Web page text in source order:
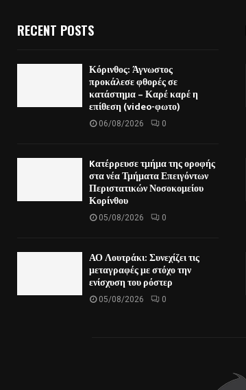
RECENT POSTS
Κόρινθος: Άγνωστος
προκάλεσε φθορές σε
κατάστημα – Καρέ καρέ η
επίθεση (video-φωτο)
06/08/2026 0
Kατέρρευσε τμήμα της οροφής
στα νέα Τμήματα Επειγόντων
Περιστατικών Νοσοκομείου
Κορίνθου
05/08/2026 0
ΑΟ Λουτράκι: Συνεχίζει τις
μεταγραφές με στόχο την
ενίσχυση του ρόστερ
05/08/2026 0